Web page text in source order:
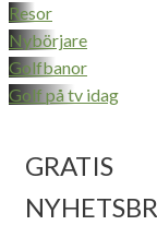
Resor
Nybörjare
Golfbanor
Golf på tv idag
GRATIS